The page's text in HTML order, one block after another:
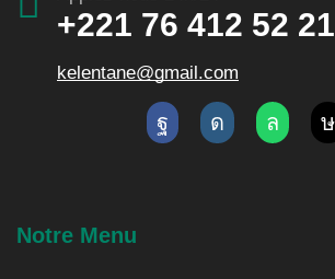
+221 76 412 52 21
kelentane@gmail.com
Notre Menu